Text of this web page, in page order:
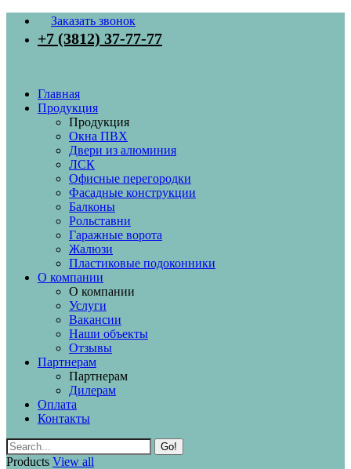
Заказать звонок
+7 (3812) 37-77-77
Главная
Продукция
Продукция
Окна ПВХ
Двери из алюминия
ЛСК
Офисные перегородки
Фасадные конструкции
Балконы
Рольставни
Гаражные ворота
Жалюзи
Пластиковые подоконники
О компании
О компании
Услуги
Вакансии
Наши объекты
Отзывы
Партнерам
Партнерам
Дилерам
Оплата
Контакты
Go!
Products View all